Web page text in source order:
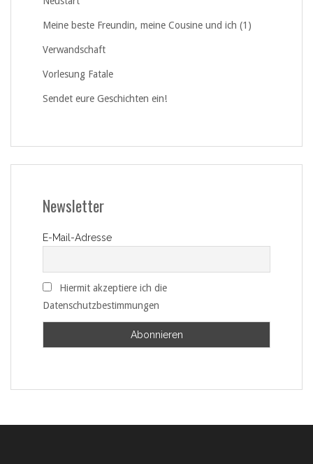
Meine beste Freundin, meine Cousine und ich (1)
Verwandschaft
Vorlesung Fatale
Sendet eure Geschichten ein!
Newsletter
E-Mail-Adresse
Hiermit akzeptiere ich die
Datenschutzbestimmungen